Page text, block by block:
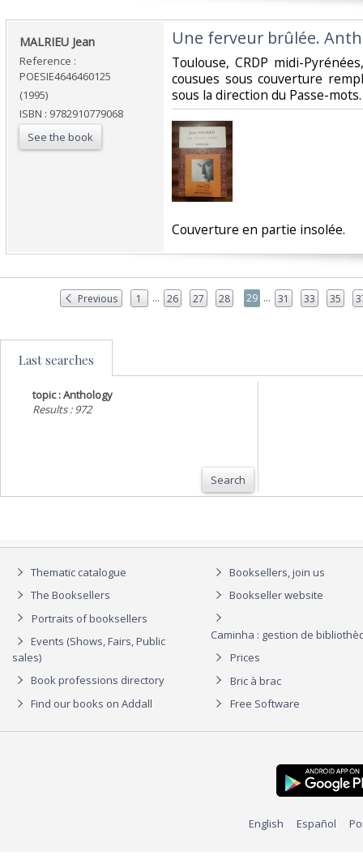
‎MALRIEU Jean‎
Reference :
POESIE4646460125
(1995)
ISBN : 9782910779068
See the book
‎Une ferveur brûlée.
‎Toulouse, CRDP midi-
cousues sous couverture
sous la direction du Passe-mots.‎
‎Couverture en partie insolée.‎
Previous 1 ... 26 27 28 29 ... 31 33 35
Last searches
topic : Anthology
Results : 972
Search
Thematic catalogue
The Booksellers
Portraits of booksellers
Events (Shows, Fairs, Public
sales)
Book professions directory
Find our books on Addall
Booksellers, join us
Bookseller website
Caminha : gestion de
Prices
Bric à brac
Free Software
English Español